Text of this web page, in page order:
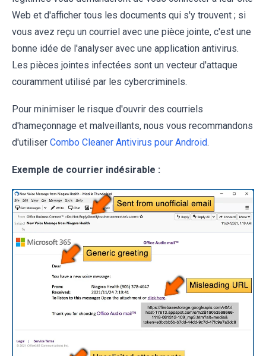
Web et d'afficher tous les documents qui s'y trouvent ; si
vous avez reçu un courriel avec une pièce jointe, c'est une
bonne idée de l'analyser avec une application antivirus.
Les pièces jointes infectées sont un vecteur d'attaque
couramment utilisé par les cybercriminels.
Pour minimiser le risque d'ouvrir des courriels
d'hameçonnage et malveillants, nous vous recommandons
d'utiliser Combo Cleaner Antivirus pour Android.
Exemple de courrier indésirable :